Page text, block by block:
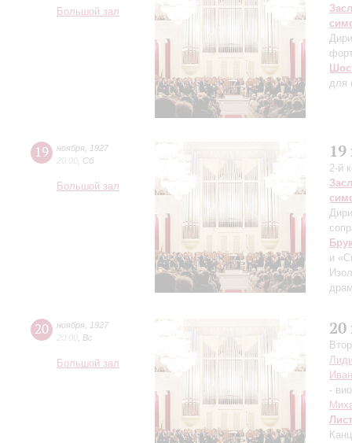
Большой зал
для
19 ноября
1927
20:00 Сб
Большой зал
2-й
и
20 ноября
1927
20:00 Вс
Большой зал
20
-
Лист